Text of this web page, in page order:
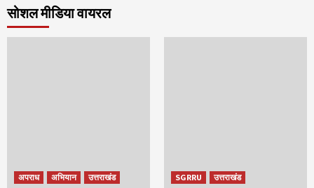
सोशल मीडिया वायरल
अपराध अभियान उत्तराखंड SGRRU उत्तराखंड